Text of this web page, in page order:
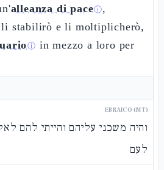
alleanza di paceⓘ,
stabilirò e li moltiplicherò,
ⓘ in mezzo a loro per
EBRAICO (MT)
והיה משכני עליהם והייתי להם
לעם